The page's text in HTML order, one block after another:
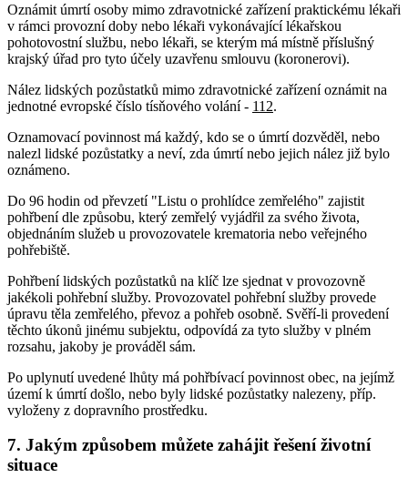
Oznámit úmrtí osoby mimo zdravotnické zařízení praktickému lékaři
v rámci provozní doby nebo lékaři vykonávající lékařskou
pohotovostní službu, nebo lékaři, se kterým má místně příslušný
krajský úřad pro tyto účely uzavřenu smlouvu (koronerovi).
Nález lidských pozůstatků mimo zdravotnické zařízení oznámit na
jednotné evropské číslo tísňového volání - 112.
Oznamovací povinnost má každý, kdo se o úmrtí dozvěděl, nebo
nalezl lidské pozůstatky a neví, zda úmrtí nebo jejich nález již bylo
oznámeno.
Do 96 hodin od převzetí "Listu o prohlídce zemřelého" zajistit
pohřbení dle způsobu, který zemřelý vyjádřil za svého života,
objednáním služeb u provozovatele krematoria nebo veřejného
pohřebiště.
Pohřbení lidských pozůstatků na klíč lze sjednat v provozovně
jakékoli pohřební služby. Provozovatel pohřební služby provede
úpravu těla zemřelého, převoz a pohřeb osobně. Svěří-li provedení
těchto úkonů jinému subjektu, odpovídá za tyto služby v plném
rozsahu, jakoby je prováděl sám.
Po uplynutí uvedené lhůty má pohřbívací povinnost obec, na jejímž
území k úmrtí došlo, nebo byly lidské pozůstatky nalezeny, příp.
vyloženy z dopravního prostředku.
7. Jakým způsobem můžete zahájit řešení životní
situace